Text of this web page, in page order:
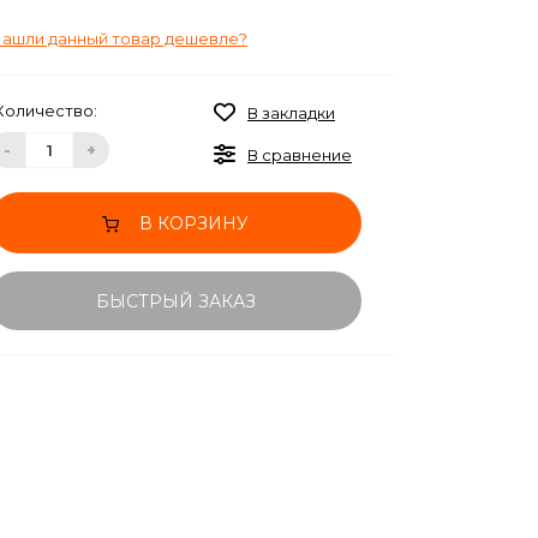
данный товар дешевле?
- +
В закладки
В сравнение
В КОРЗИНУ
БЫСТРЫЙ ЗАКАЗ